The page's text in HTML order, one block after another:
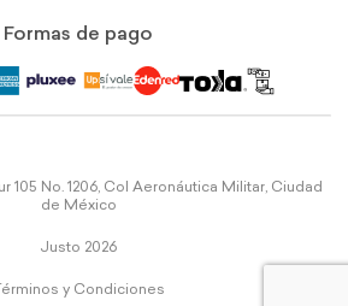
Formas de pago
105 No. 1206, Col Aeronáutica Militar, Ciudad
de México
Justo 2026
Términos y Condiciones